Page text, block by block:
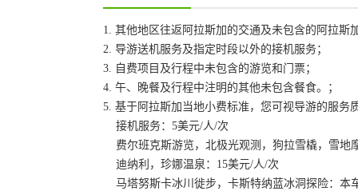
1. 其他地区往返阿拉斯加的交通及未包含的阿拉斯
2. 导游送机服务及指定时段以外的接机服务；
3. 自费项目及行程中未包含的游览和门票；
4. 午、晚餐及行程中注明的其他未包含餐食。；
5. 基于阿拉斯加当地小费标准，您可视导游的服务
接机服务：5美元/人/次
费尔班克斯游览，北极光观测，狗拉雪橇，雪地
迪纳利，珍娜温泉：15美元/人/次
马塔努斯卡冰川徙步，卡斯特纳蓝冰洞探险：本